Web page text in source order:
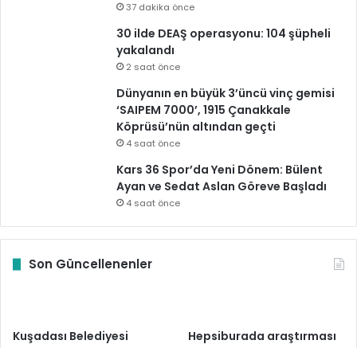
37 dakika önce
30 ilde DEAŞ operasyonu: 104 şüpheli
yakalandı
2 saat önce
Dünyanın en büyük 3’üncü vinç gemisi
‘SAIPEM 7000’, 1915 Çanakkale
Köprüsü’nün altından geçti
4 saat önce
Kars 36 Spor’da Yeni Dönem: Bülent
Ayan ve Sedat Aslan Göreve Başladı
4 saat önce
Son Güncellenenler
Kuşadası Belediyesi
Hepsiburada araştırması